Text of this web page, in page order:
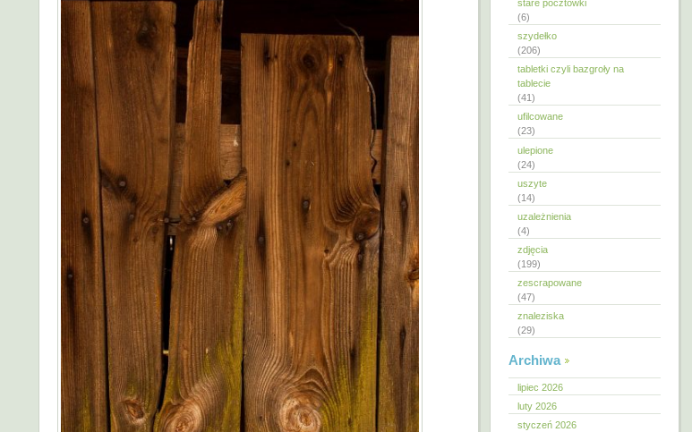
stare pocztówki
(6)
szydełko
(206)
tabletki czyli bazgroły na
tablecie
(41)
ufilcowane
(23)
ulepione
(24)
uszyte
(14)
uzależnienia
(4)
zdjęcia
(199)
zescrapowane
(47)
znaleziska
(29)
Archiwa
lipiec 2026
luty 2026
styczeń 2026